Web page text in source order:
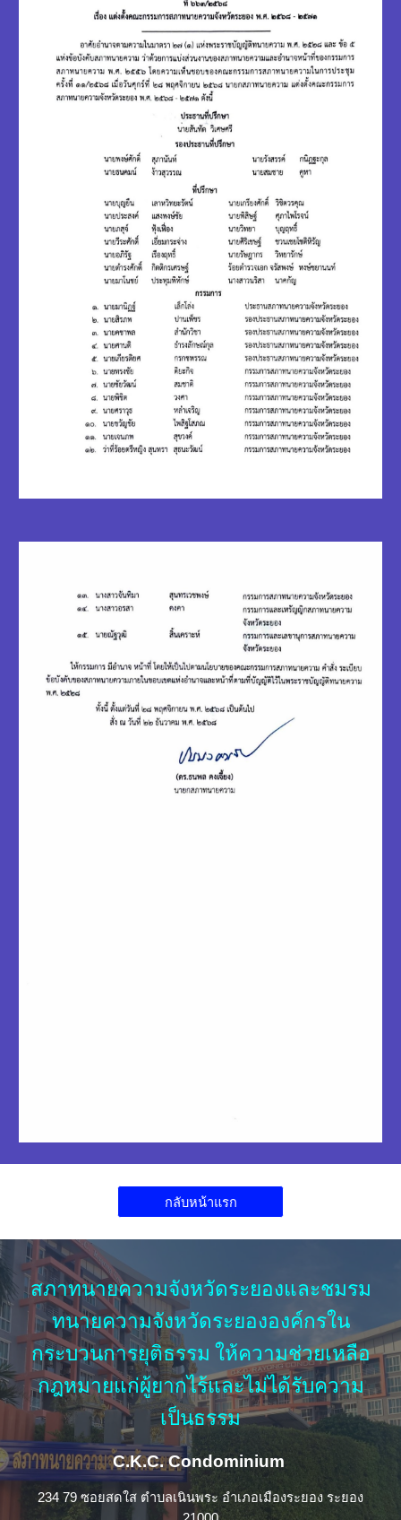
กลับหน้าแรก
สภาทนายความจังหวัดระยองและชมรม
ทนายความจังหวัดระยององค์กรใน
กระบวนการยุติธรรม ให้ความช่วยเหลือ
กฎหมายแก่ผู้ยากไร้และไม่ได้รับความ
เป็นธรรม
C.K.C. Condominium
234 79 ซอยสดใส ตำบลเนินพระ อำเภอเมืองระยอง ระยอง